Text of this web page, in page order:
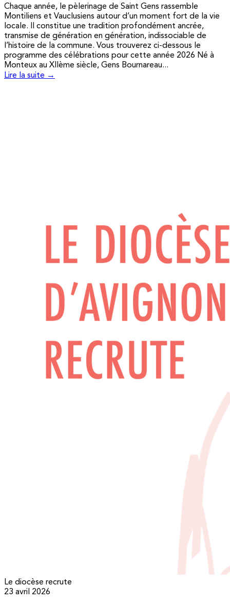
Chaque année, le pèlerinage de Saint Gens rassemble
Montiliens et Vauclusiens autour d’un moment fort de la vie
locale. Il constitue une tradition profondément ancrée,
transmise de génération en génération, indissociable de
l’histoire de la commune. Vous trouverez ci-dessous le
programme des célébrations pour cette année 2026 Né à
Monteux au XIIème siècle, Gens Bournareau...
Lire la suite →
Le diocèse recrute
23 avril 2026